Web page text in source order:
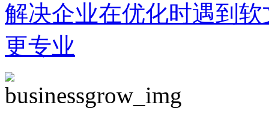
解决企业在优化时遇到
更专业